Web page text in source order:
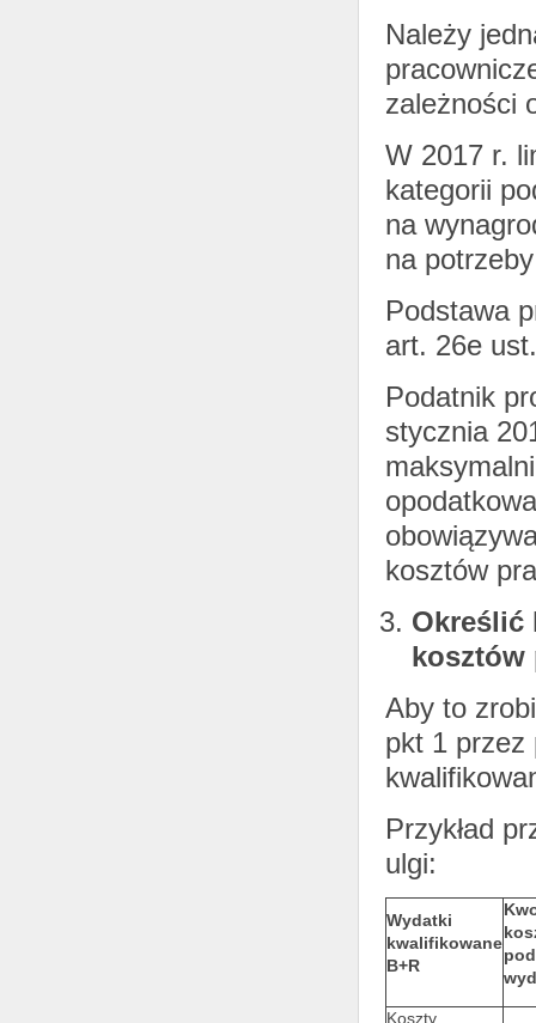
Należy
zależności
W 2017 r.
kategorii
na
na
Podstawa
art. 26e
Podatnik
stycznia
kosztów
Określić
kosztów
Aby to
pkt 1 przez
Przykład
ulgi:
Wydatki
kwalifikowane
B+R
Koszty